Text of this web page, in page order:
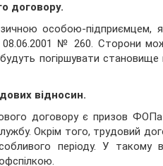
договору.
особою-підприємцем,
№ 260. Сторони
погіршувати становище
відносин.
договору є призов
Окрім того, трудовий
періоду. У такому